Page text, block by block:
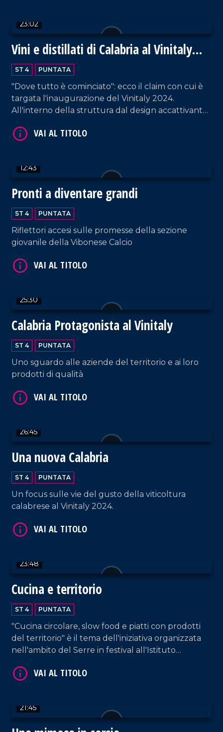
23:02
Vini e distillati di Calabria al Vinitaly
2024
ST 4 PUNTATA
"Dove tutto è cominciato": ecco il claim con cui è
targata l'inaugurazione del Vinitaly 2024.
All'interno della struttura dal design accattivante,
da tutta la Calabria - raccontano la propria
anche dall'Italia.
12:43
Pronti a diventare grandi
ST 4 PUNTATA
Riflettori accesi sulle promesse della sezione
giovanile della Vibonese Calcio
25:30
Calabria Protagonista al Vinitaly
ST 4 PUNTATA
Uno sguardo alle aziende del territorio e ai loro
prodotti di qualità
26:45
Una nuova Calabria
ST 4 PUNTATA
Un focus sulle vie del gusto della viticoltura
calabrese al Vinitaly 2024.
23:48
Cucina e territorio
ST 4 PUNTATA
"Cucina circolare, slow food e piatti con prodotti
del territorio" è il tema dell'iniziativa organizzata
nell'ambito del Serre in festival all'Istituto
21:45
VAI AL TITOLO
VAI AL TITOLO
VAI AL TITOLO
VAI AL TITOLO